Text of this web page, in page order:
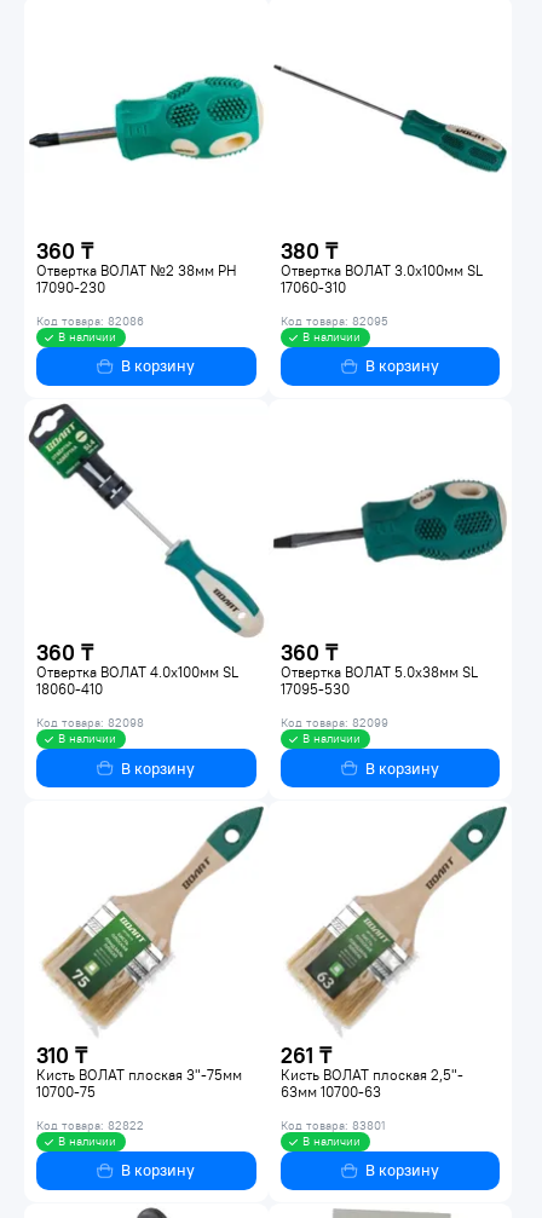
360 ₸
Отвертка ВОЛАТ №2 38мм PH
17090-230
Код товара: 82086
В наличии
В корзину
380 ₸
Отвертка ВОЛАТ 3.0х100мм SL
17060-310
Код товара: 82095
В наличии
В корзину
360 ₸
Отвертка ВОЛАТ 4.0х100мм SL
18060-410
Код товара: 82098
В наличии
В корзину
360 ₸
Отвертка ВОЛАТ 5.0х38мм SL
17095-530
Код товара: 82099
В наличии
В корзину
310 ₸
Кисть ВОЛАТ плоская 3"-75мм
10700-75
Код товара: 82822
В наличии
В корзину
261 ₸
Кисть ВОЛАТ плоская 2,5"-
63мм 10700-63
Код товара: 83801
В наличии
В корзину